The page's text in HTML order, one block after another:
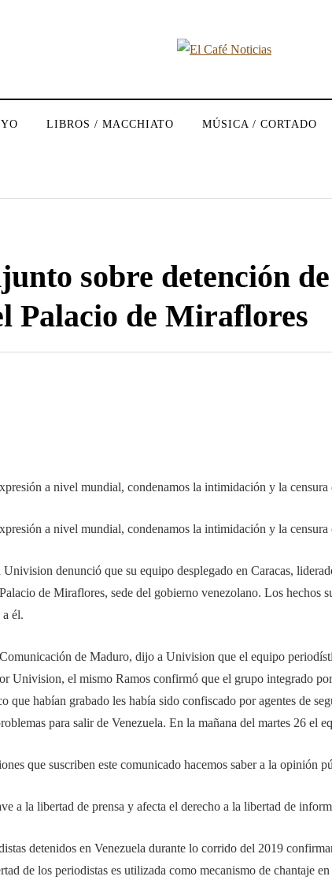
LIBROS / MACCHIATO MÚSICA / CORTADO
sobre detención
Palacio de Miraflores
a nivel mundial, condenamos la intimidación y la
a nivel mundial, condenamos la intimidación y la
denunció que su equipo desplegado en Caracas,
de Miraflores, sede del gobierno venezolano. Los hechos
él.
de Maduro, dijo a Univision que el equipo
Univision, el mismo Ramos confirmó que el grupo integrado
que habían grabado les había sido confiscado por agentes de
para salir de Venezuela. En la mañana del martes 26 el
que suscriben este comunicado hacemos saber a la opinión
a la libertad de prensa y afecta el derecho a la libertad de
detenidos en Venezuela durante lo corrido del 2019
de los periodistas es utilizada como mecanismo de chantaje